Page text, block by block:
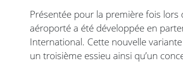
Présentée pour la première fois
aéroporté a été développée en
International. Cette nouvelle
un troisième essieu ainsi qu’un